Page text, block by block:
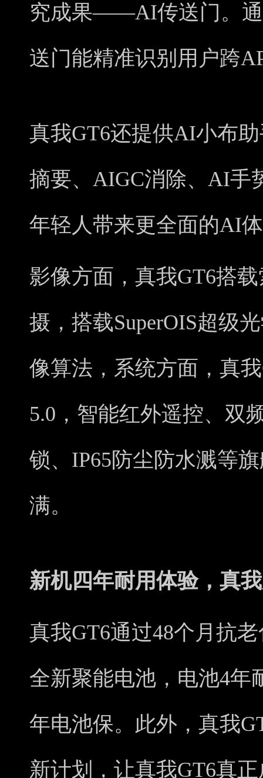
究成果——AI传送门。
送门能精准识别用户跨
真我GT6还提供AI小布
摘要、AIGC消除、AI手
年轻人带来更全面的AI
影像方面，真我GT6搭
摄，搭载SuperOIS超级
像算法，系统方面，真
5.0，智能红外遥控、双
锁、IP65防尘防水溅等
满。
新机四年耐用体验，真
真我GT6通过48个月抗
全新聚能电池，电池4年
年电池保。此外，真我
新计划，让真我GT6真